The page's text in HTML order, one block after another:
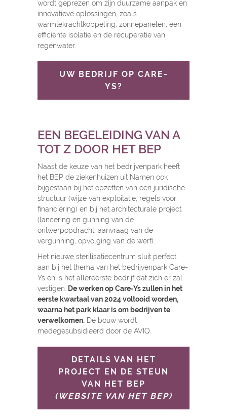
wordt geprezen om zijn duurzame aanpak en
innovatieve oplossingen, zoals
warmtekrachtkoppeling, zonnepanelen, een
efficiënte isolatie en de recuperatie van
regenwater.
UW BEDRIJF OP CARE-
YS?
EEN BEGELEIDING VAN A
TOT Z DOOR HET BEP
Naast de keuze van het bedrijvenpark heeft
het BEP de ziekenhuizen uit Namen ook
bijgestaan bij het opzetten van een juridische
structuur (wijze van exploitatie, regels voor
financiering) en bij het architecturale project
(lancering en gunning van de
ontwerpopdracht, aanvraag van de
vergunning, opvolging van de werf).
Het nieuwe sterilisatiecentrum sluit perfect
aan bij het thema van het bedrijvenpark Care-
Ys en is het allereerste bedrijf dat zich er zal
vestigen. De werken op Care-Ys zullen in het
eerste kwartaal van 2024 voltooid worden,
waarna het park klaar is om bedrijven te
verwelkomen. De bouw wordt
medegesubsidieerd door de AVIQ.
DETAILS VAN HET
PROJECT EN DE STEUN
VAN HET BEP
(WEBSITE VAN HET BEP)